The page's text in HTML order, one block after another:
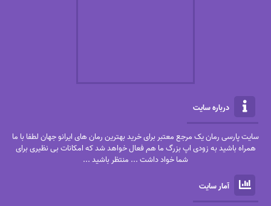
درباره سایت
سایت پارسی رمان یک مرجع معتبر برای خرید بهترین رمان های ایرانو جهان لطفا با ما
همراه باشید به زودی اپ بزرگ ما هم فعال خواهد شد که امکانات بی نظیری برای
شما خواد داشت ... منتظر باشید ...
آمار سایت